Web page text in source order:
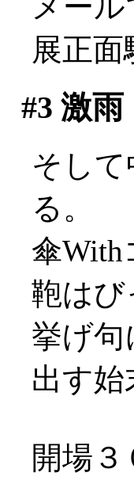
展正
#3 激雨
そし
る。
傘
鞄はび
挙げ
出す始
開場